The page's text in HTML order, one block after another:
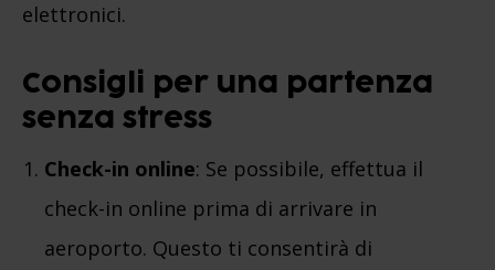
elettronici.
Consigli per una partenza
senza stress
Check-in online: Se possibile, effettua il
check-in online prima di arrivare in
aeroporto. Questo ti consentirà di